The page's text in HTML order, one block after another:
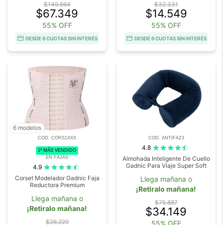
$149.664
$67.349
55% OFF
DESDE 6 CUOTAS SIN INTERÉS
$32.331
$14.549
55% OFF
DESDE 6 CUOTAS SIN INTERÉS
6 modelos
COD. CORS1XXX
1º MÁS VENDIDO
EN FAJAS
4.9
Corset Modelador Gadnic Faja
Reductora Premium
Llega mañana o
¡Retiralo mañana!
$26.229
COD. ANTIFAZ3
4.8
Almohada Inteligente De Cuello
Gadnic Para Viaje Super Soft
Llega mañana o
¡Retiralo mañana!
$75.887
$34.149